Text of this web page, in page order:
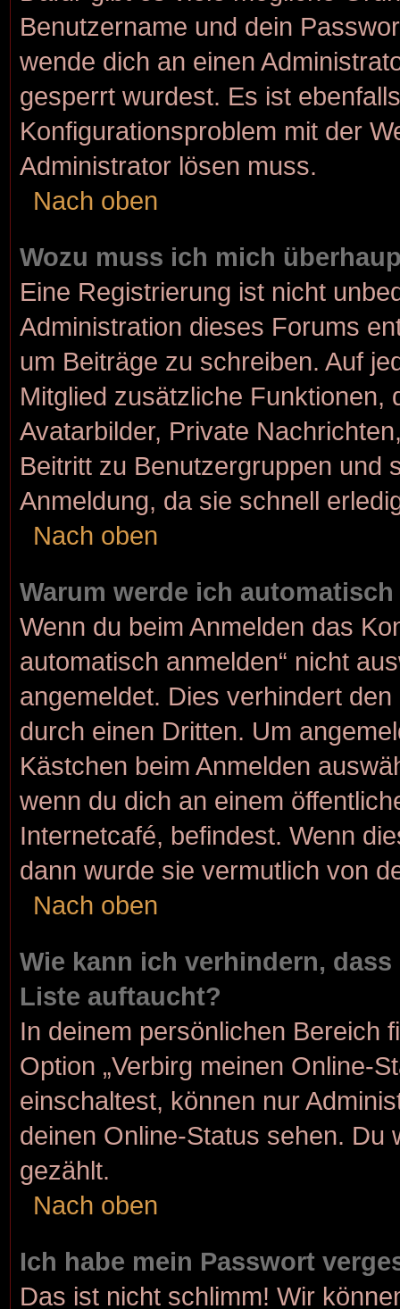
Benutzername und dein
wende dich an einen
gesperrt wurdest. Es ist
Konfigurationsproblem mit der
Administrator lösen muss.
Nach oben
Wozu muss ich mich
Eine Registrierung ist nicht
Administration dieses Forums
um Beiträge zu schreiben. Auf
Mitglied zusätzliche Funktionen,
Avatarbilder, Private
Beitritt zu Benutzergruppen und
Anmeldung, da sie schnell
Nach oben
Warum werde ich
Wenn du beim Anmelden das
automatisch anmelden“ nicht
angemeldet. Dies verhindert
durch einen Dritten. Um
Kästchen beim Anmelden
wenn du dich an einem
Internetcafé, befindest. Wenn
dann wurde sie vermutlich von
Nach oben
Wie kann ich verhindern,
Liste auftaucht?
In deinem persönlichen Bereich
Option „Verbirg meinen Online-
einschaltest, können nur
deinen Online-Status sehen.
gezählt.
Nach oben
Ich habe mein Passwort
Das ist nicht schlimm! Wir